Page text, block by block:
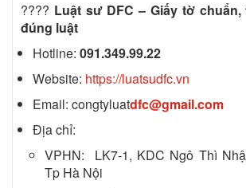
???? Luật sư DFC – Giấy tờ
đúng luật
Hotline: 091.349.99.22
Website: https://luatsudfc.vn
Email: congtyluatdfc@gmail.com
Địa chỉ:
VPHN: LK7-1, KDC Ngô Thì
Tp Hà Nội